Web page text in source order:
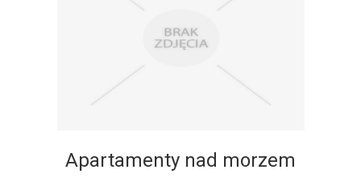
Apartamenty nad morzem